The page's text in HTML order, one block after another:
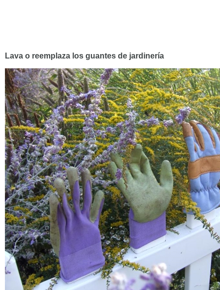
Lava o reemplaza los guantes de jardinería